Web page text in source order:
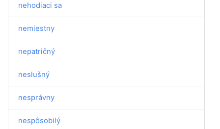
nehodiaci sa
nemiestny
nepatričný
neslušný
nesprávny
nespôsobilý